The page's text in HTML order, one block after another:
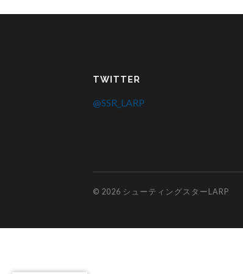
TWITTER
@SSR_LARP
© 2026 シューティングスターLARP